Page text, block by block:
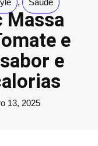
, Saúde
Massa
e
e
13, 2025